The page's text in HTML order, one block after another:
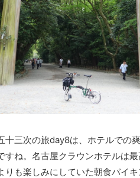
十三次の旅day8は、ホテルでの
すね。名古屋クラウンホテルは
も楽しみにしていた朝食バイキ